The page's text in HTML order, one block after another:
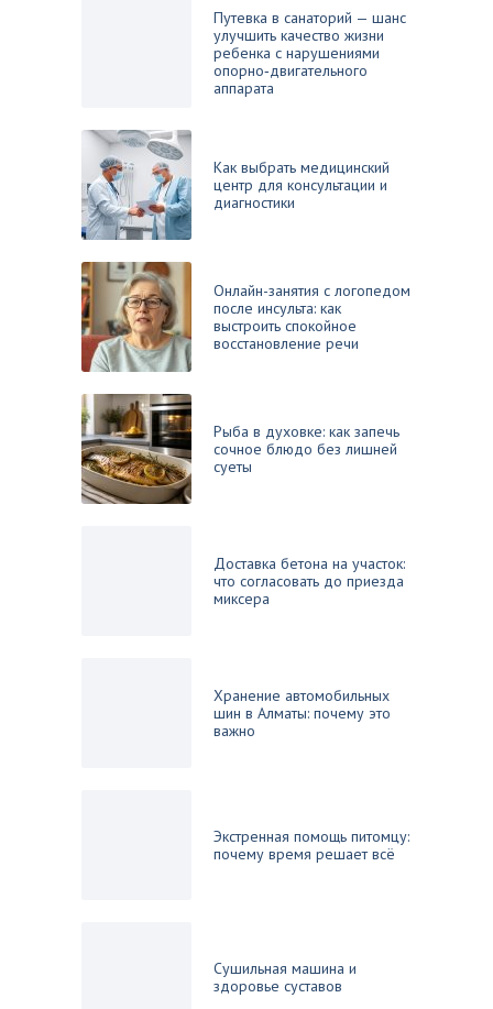
Путевка в санаторий — шанс
улучшить качество жизни
ребенка с нарушениями
опорно‑двигательного
аппарата
Как выбрать медицинский
центр для консультации и
диагностики
Онлайн-занятия с логопедом
после инсульта: как
выстроить спокойное
восстановление речи
Рыба в духовке: как запечь
сочное блюдо без лишней
суеты
Доставка бетона на участок:
что согласовать до приезда
миксера
Хранение автомобильных
шин в Алматы: почему это
важно
Экстренная помощь питомцу:
почему время решает всё
Сушильная машина и
здоровье суставов